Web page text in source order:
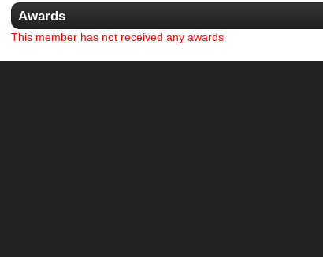
Awards
This member has not received any awards